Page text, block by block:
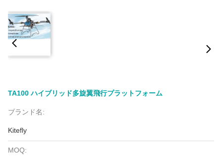
TA100 ハイブリッド多旋翼飛行プラットフォーム
ブランド名:
Kitefly
MOQ: